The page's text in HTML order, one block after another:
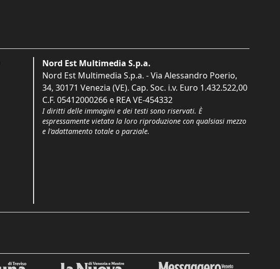
Nord Est Multimedia S.p.a.
Nord Est Multimedia S.p.a. - Via Alessandro Poerio,
34, 30171 Venezia (VE). Cap. Soc. i.v. Euro 1.432.522,00
C.F. 05412000266 e REA VE-454332
I diritti delle immagini e dei testi sono riservati. È
espressamente vietata la loro riproduzione con qualsiasi mezzo
e l'adattamento totale o parziale.